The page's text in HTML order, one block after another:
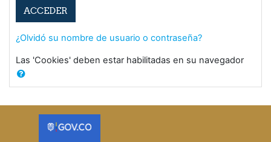
ACCEDER
¿Olvidó su nombre de usuario o contraseña?
Las 'Cookies' deben estar habilitadas en su navegador